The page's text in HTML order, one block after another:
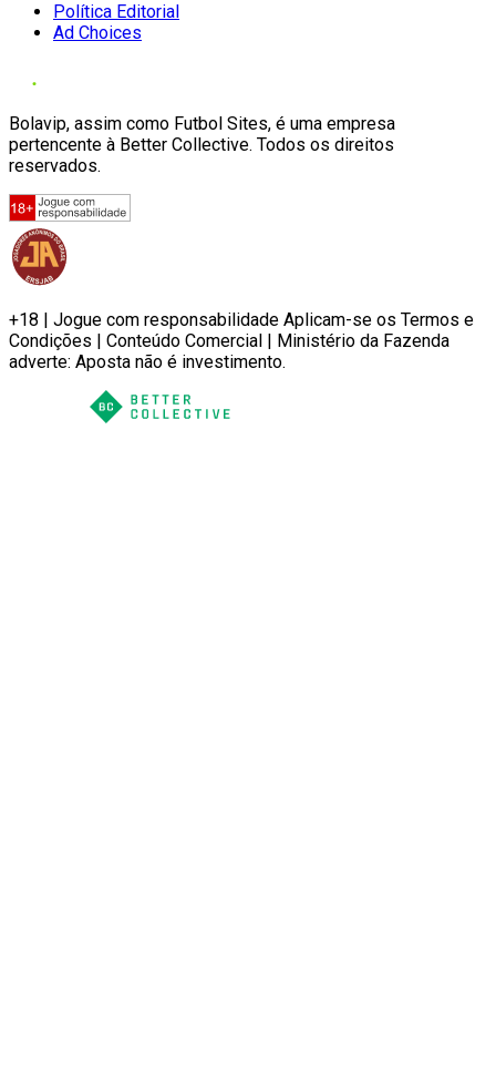
Política Editorial
Ad Choices
Bolavip, assim como Futbol Sites, é uma empresa
pertencente à Better Collective. Todos os direitos
reservados.
+18 | Jogue com responsabilidade Aplicam-se os Termos e
Condições | Conteúdo Comercial | Ministério da Fazenda
adverte: Aposta não é investimento.